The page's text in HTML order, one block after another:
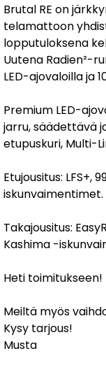
Brutal RE on
telamattoon
lopputuloksena
Uutena Radien²-
LED-ajovaloilla ja
Premium LED-
jarru, säädettävä
etupuskuri, Multi-
Etujousitus: LFS+,
iskunvaimentimet.
Takajousitus:
Kashima -
Heti toimitukseen!
Meiltä myös
Kysy tarjous!
Musta